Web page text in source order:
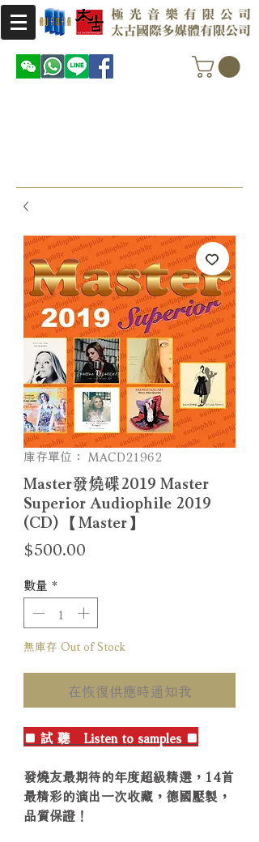
庫存單位： MACD21962
Master發燒碟2019 Master
Superior Audiophile 2019
(CD) 【Master】
$500.00
數量 *
無庫存 Out of Stock
在恢復供應時通知我
■ 試 聽 Listen to samples ■
發燒友最期待的年度超級精選，14首
最精彩的演出一次收藏，德國壓製，
品質保證！